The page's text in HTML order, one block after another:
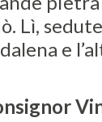
Lì,
e